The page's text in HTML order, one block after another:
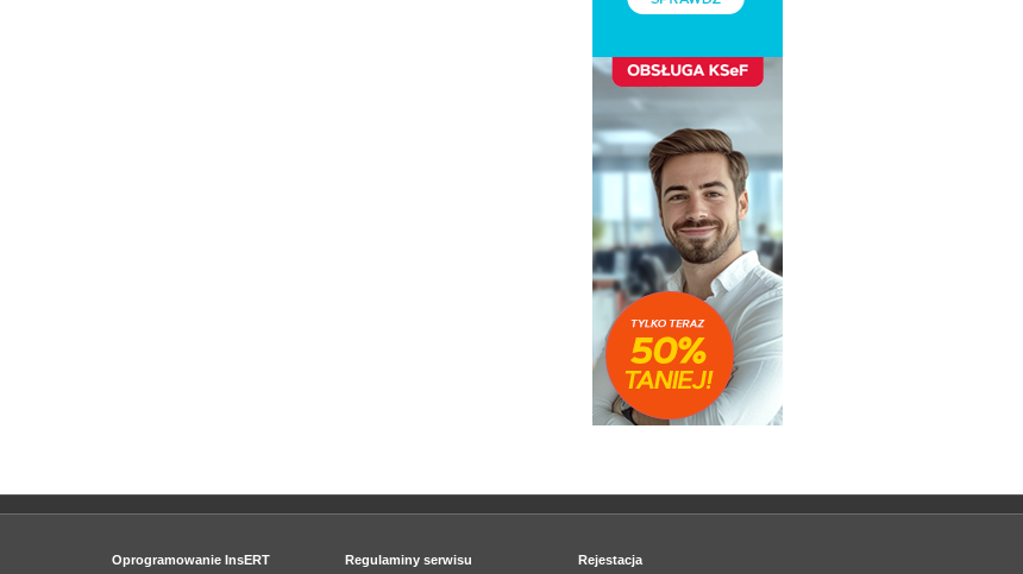
Oprogramowanie InsERT Regulaminy serwisu
Rejestacja